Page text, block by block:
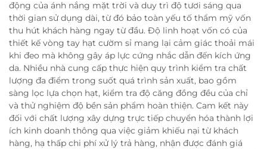
động của ánh nắng mặt trời và duy trì độ tươi sáng qua
thời gian sử dụng dài, từ đó bảo toàn yếu tố thẩm mỹ vốn
thu hút khách hàng ngay từ đầu. Độ linh hoạt vốn có của
thiết kế vòng tay hạt cườm sỉ mang lại cảm giác thoải mái
khi đeo mà không gây áp lực cứng nhắc dẫn đến kích ứng
da. Nhiều nhà cung cấp thực hiện quy trình kiểm tra chất
lượng đa điểm trong suốt quá trình sản xuất, bao gồm
sàng lọc lựa chọn hạt, kiểm tra độ căng đồng đều của chỉ
và thử nghiệm độ bền sản phẩm hoàn thiện. Cam kết này
đối với chất lượng xây dựng trực tiếp chuyển hóa thành lợi
ích kinh doanh thông qua việc giảm khiếu nại từ khách
hàng, hạ thấp chi phí xử lý trả hàng, nhận được đánh giá